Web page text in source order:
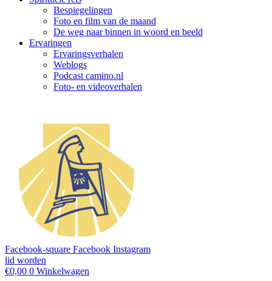
Bespiegelingen
Foto en film van de maand
De weg naar binnen in woord en beeld
Ervaringen
Ervaringsverhalen
Weblogs
Podcast camino.nl
Foto- en videoverhalen
Facebook-square Facebook Instagram
lid worden
€0,00 0 Winkelwagen